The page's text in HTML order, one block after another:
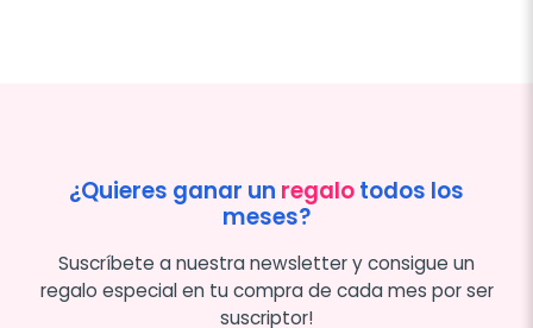
¿Quieres ganar un regalotodos los
meses?
Suscríbete a nuestra newsletter y consigue un
regalo especial en tu compra de cada mes por ser
suscriptor!